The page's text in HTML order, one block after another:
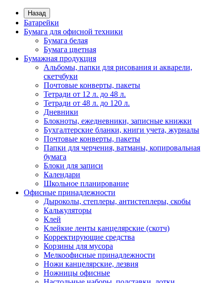
Назад
Батарейки
Бумага для офисной техники
Бумага белая
Бумага цветная
Бумажная продукция
Альбомы, папки для рисования и акварели,
скетчбуки
Почтовые конверты, пакеты
Тетради от 12 л. до 48 л.
Тетради от 48 л. до 120 л.
Дневники
Блокноты, ежедневники, записные книжки
Бухгалтерские бланки, книги учета, журналы
Почтовые конверты, пакеты
Папки для черчения, ватманы, копировальная
бумага
Блоки для записи
Календари
Школьное планирование
Офисные принадлежности
Дыроколы, степлеры, антистеплеры, скобы
Калькуляторы
Клей
Клейкие ленты канцелярские (скотч)
Корректирующие средства
Корзины для мусора
Мелкоофисные принадлежности
Ножи канцелярские, лезвия
Ножницы офисные